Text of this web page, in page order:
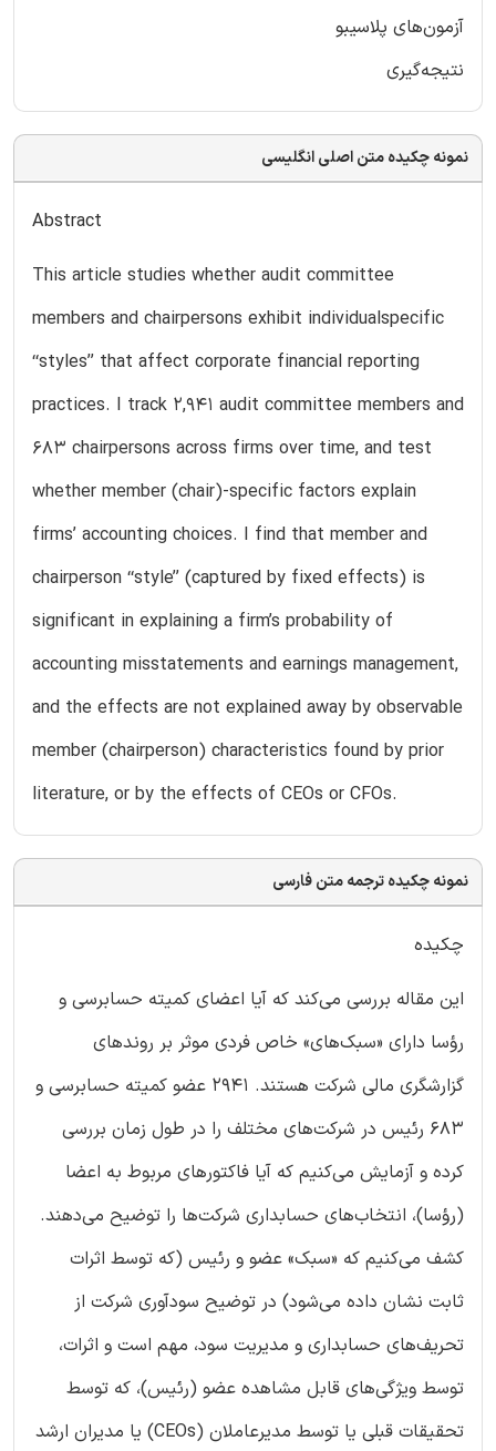
آزمون‌های پلاسیبو
نتیجه‌گیری
نمونه چکیده متن اصلی انگلیسی
Abstract
This article studies whether audit committee
members and chairpersons exhibit individualspecific
‘‘styles’’ that affect corporate financial reporting
practices. I track 2,941 audit committee members and
683 chairpersons across firms over time, and test
whether member (chair)-specific factors explain
firms’ accounting choices. I find that member and
chairperson ‘‘style’’ (captured by fixed effects) is
significant in explaining a firm’s probability of
accounting misstatements and earnings management,
and the effects are not explained away by observable
member (chairperson) characteristics found by prior
literature, or by the effects of CEOs or CFOs.
نمونه چکیده ترجمه متن فارسی
چکیده
این مقاله بررسی می‌کند که آیا اعضای کمیته حسابرسی و
رؤسا دارای «سبک‌های» خاص فردی موثر بر روندهای
گزارشگری مالی شرکت هستند. 2941 عضو کمیته حسابرسی و
683 رئیس در شرکت‌های مختلف را در طول زمان بررسی
کرده و آزمایش می‌کنیم که آیا فاکتورهای مربوط به اعضا
(رؤسا)، انتخاب‌های حسابداری شرکت‌ها را توضیح می‌دهند.
کشف می‌کنیم که «سبک» عضو و رئیس (که توسط اثرات
ثابت نشان داده می‌شود) در توضیح سودآوری شرکت از
تحریف‌های حسابداری و مدیریت سود، مهم است و اثرات،
توسط ویژگی‌های قابل مشاهده عضو (رئیس)، که توسط
تحقیقات قبلی یا توسط مدیرعاملان (CEOs) یا مدیران ارشد